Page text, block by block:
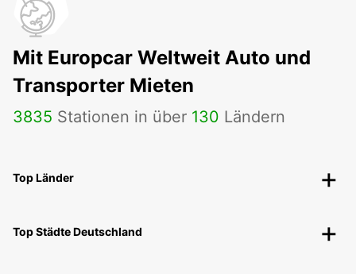
Mit Europcar Weltweit Auto und
Transporter Mieten
3835 Stationen in über 130 Ländern
Top Länder
Top Städte Deutschland